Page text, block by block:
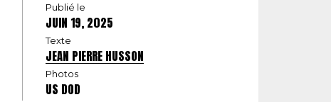
Publié le
JUIN 19, 2025
Texte
JEAN PIERRE HUSSON
Photos
US DOD